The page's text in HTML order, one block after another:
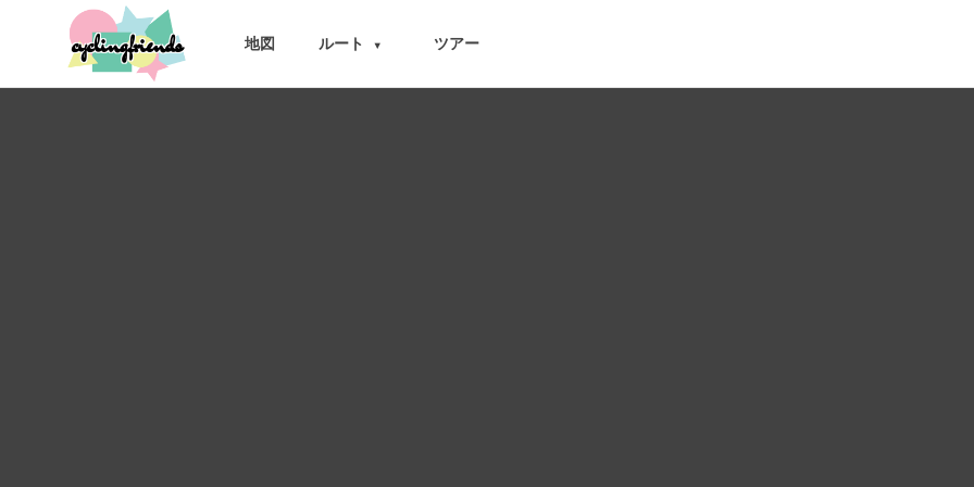
cyclingfriends 地図 ルート ▾ ツアー